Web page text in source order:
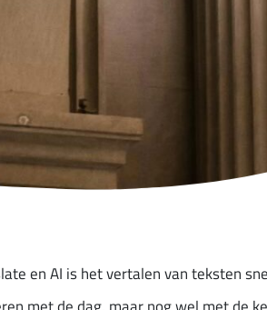
en AI is het vertalen van teksten